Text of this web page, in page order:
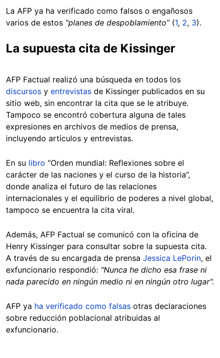
La AFP ya ha verificado como falsos o engañosos
varios de estos “planes de despoblamiento”(1, 2, 3).
La supuesta cita de Kissinger
AFP Factual realizó una búsqueda en todos los
discursos y entrevistas de Kissinger publicados en su
sitio web, sin encontrar la cita que se le atribuye.
Tampoco se encontró cobertura alguna de tales
expresiones en archivos de medios de prensa,
incluyendo artículos y entrevistas.
En su libro “Orden mundial: Reflexiones sobre el
carácter de las naciones y el curso de la historia”,
donde analiza el futuro de las relaciones
internacionales y el equilibrio de poderes a nivel global,
tampoco se encuentra la cita viral.
Además, AFP Factual se comunicó con la oficina de
Henry Kissinger para consultar sobre la supuesta cita.
A través de su encargada de prensa Jessica LePorin, el
exfuncionario respondió: "Nunca he dicho esa frase ni
nada parecido en ningún medio ni en ningún otro lugar".
AFP ya ha verificado como falsas otras declaraciones
sobre reducción poblacional atribuidas al
exfuncionario.